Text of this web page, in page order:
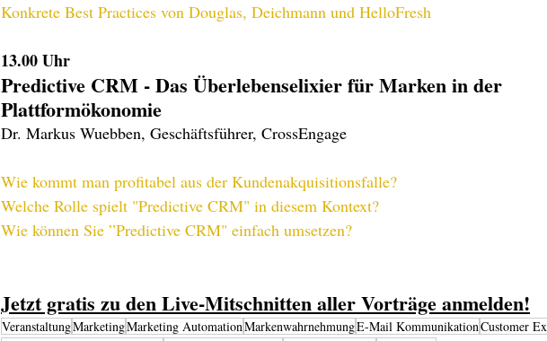
Konkrete Best Practices von Douglas, Deichmann und HelloFresh
13.00 Uhr
Predictive CRM - Das Überlebenselixier für Marken in der
Plattformökonomie
Dr. Markus Wuebben, Geschäftsführer, CrossEngage
Wie kommt man profitabel aus der Kundenakquisitionsfalle?
Welche Rolle spielt "Predictive CRM" in diesem Kontext?
Wie können Sie ”Predictive CRM" einfach umsetzen?
Jetzt gratis zu den Live-Mitschnitten aller Vorträge anmelden!
VeranstaltungMarketingMarketing AutomationMarkenwahrnehmungE-Mail KommunikationCustomer